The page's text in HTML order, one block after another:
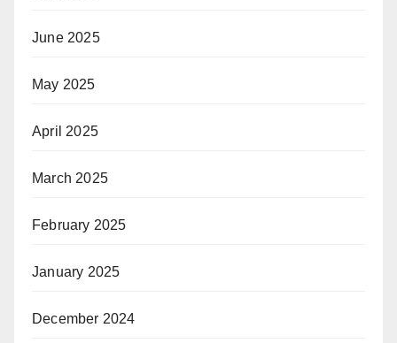
June 2025
May 2025
April 2025
March 2025
February 2025
January 2025
December 2024